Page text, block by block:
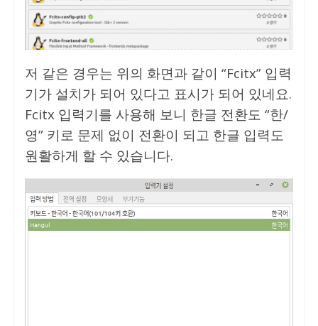
저 같은 경우는 위의 화면과 같이 “Fcitx” 입력
기가 설치가 되어 있다고 표시가 되어 있네요.
Fcitx 입력기를 사용해 보니 한글 전환도 “한/
영” 키로 문제 없이 전환이 되고 한글 입력도
원활하게 할 수 있습니다.